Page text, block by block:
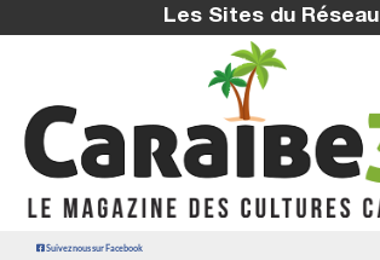
Les Sites du Réseau
Suivez nous sur Facebook